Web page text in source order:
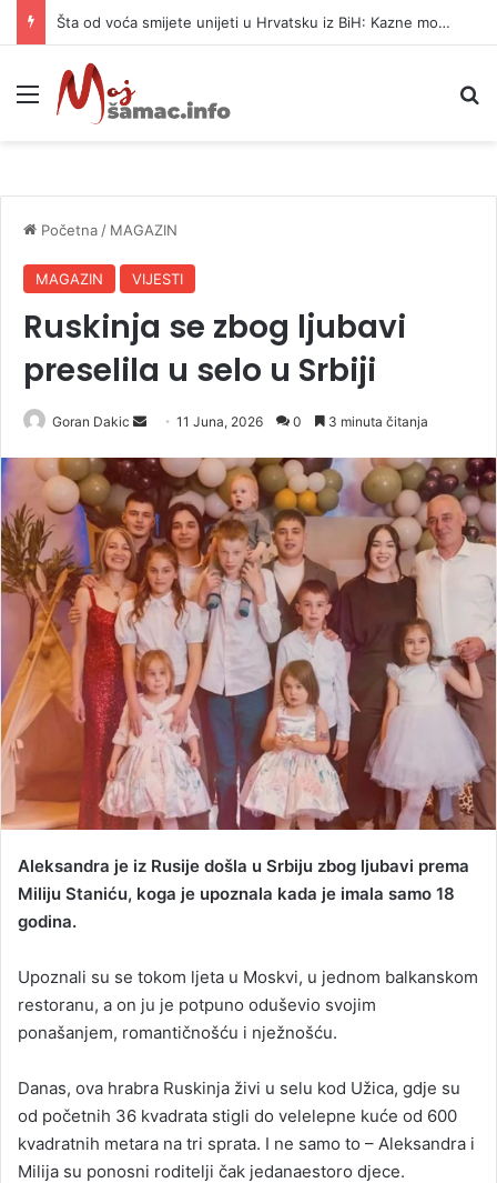
Službenica UIO BiH optužena da je prikrila 370.000 KM
Meni
Početna / MAGAZIN
MAGAZIN VIJESTI
Ruskinja se zbog ljubavi
preselila u selo u Srbiji
Goran Dakic
n
d
a
n
e
m
i
l
11 Juna, 2026 0 3 minuta čitanja
Aleksandra je iz Rusije došla u Srbiju zbog ljubavi prema
Miliju Staniću, koga je upoznala kada je imala samo 18
godina.
Upoznali su se tokom ljeta u Moskvi, u jednom balkanskom
restoranu, a on ju je potpuno oduševio svojim
ponašanjem, romantičnošću i nježnošću.
Danas, ova hrabra Ruskinja živi u selu kod Užica, gdje su
od početnih 36 kvadrata stigli do velelepne kuće od 600
kvadratnih metara na tri sprata. I ne samo to – Aleksandra i
Milija su ponosni roditelji čak jedanaestoro djece.